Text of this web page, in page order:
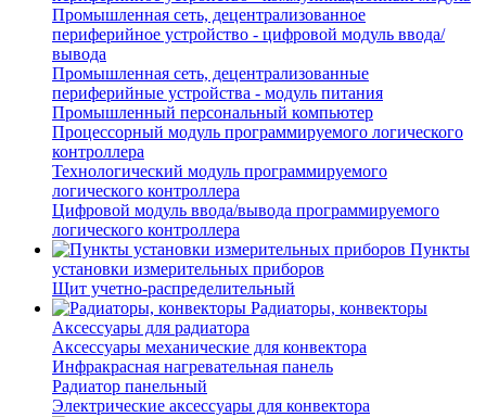
Промышленная сеть, децентрализованное
периферийное устройство - цифровой модуль ввода/
вывода
Промышленная сеть, децентрализованные
периферийные устройства - модуль питания
Промышленный персональный компьютер
Процессорный модуль программируемого логического
контроллера
Технологический модуль программируемого
логического контроллера
Цифровой модуль ввода/вывода программируемого
логического контроллера
Пункты
установки измерительных приборов
Щит учетно-распределительный
Радиаторы, конвекторы
Аксессуары для радиатора
Аксессуары механические для конвектора
Инфракрасная нагревательная панель
Радиатор панельный
Электрические аксессуары для конвектора